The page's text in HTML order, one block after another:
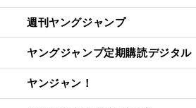
週刊ヤングジャンプ
ヤングジャンプ定期購読デジタル
ヤンジャン！